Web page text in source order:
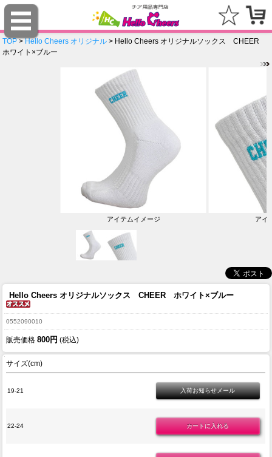
TOP>Hello Cheers オリジナル > Hello Cheers オリジナルソックス CHEER
ホワイト×ブルー
アイテムイメージ アイ
Hello Cheers オリジナルソックス CHEER ホワイト×ブルー
0552090010
販売価格 800円 (税込)
サイズ(cm)
19-21
22-24